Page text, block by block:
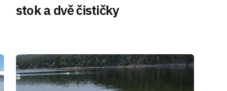
stok a dvě čističky